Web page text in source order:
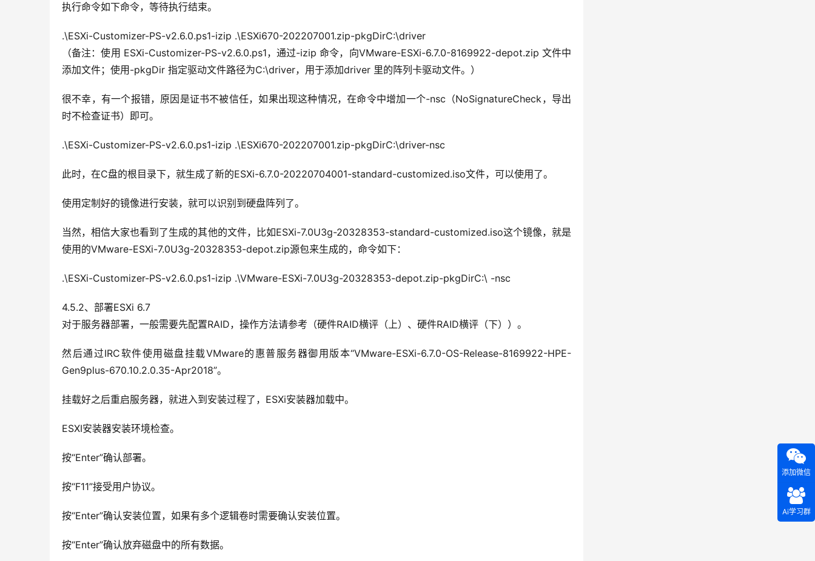
执行命令如下命令，等待执行结束。
.\ESXi-Customizer-PS-v2.6.0.ps1-izip .\ESXi670-202207001.zip-pkgDirC:\driver
（备注：使用 ESXi-Customizer-PS-v2.6.0.ps1，通过-izip 命令，向VMware-ESXi-6.7.0-8169922-depot.zip 文件中
添加文件；使用-pkgDir 指定驱动文件路径为C:\driver，用于添加driver 里的阵列卡驱动文件。）
很不幸，有一个报错，原因是证书不被信任，如果出现这种情况，在命令中增加一个-nsc（NoSignatureCheck，导出
时不检查证书）即可。
.\ESXi-Customizer-PS-v2.6.0.ps1-izip .\ESXi670-202207001.zip-pkgDirC:\driver-nsc
此时，在C盘的根目录下，就生成了新的ESXi-6.7.0-20220704001-standard-customized.iso文件，可以使用了。
使用定制好的镜像进行安装，就可以识别到硬盘阵列了。
当然，相信大家也看到了生成的其他的文件，比如ESXi-7.0U3g-20328353-standard-customized.iso这个镜像，就是
使用的VMware-ESXi-7.0U3g-20328353-depot.zip源包来生成的，命令如下：
.\ESXi-Customizer-PS-v2.6.0.ps1-izip .\VMware-ESXi-7.0U3g-20328353-depot.zip-pkgDirC:\ -nsc
4.5.2、部署ESXi 6.7
对于服务器部署，一般需要先配置RAID，操作方法请参考（硬件RAID横评（上）、硬件RAID横评（下））。
然后通过IRC软件使用磁盘挂载VMware的惠普服务器御用版本“VMware-ESXi-6.7.0-OS-Release-8169922-HPE-
Gen9plus-670.10.2.0.35-Apr2018”。
挂载好之后重启服务器，就进入到安装过程了，ESXi安装器加载中。
ESXI安装器安装环境检查。
按“Enter”确认部署。
按“F11”接受用户协议。
按“Enter”确认安装位置，如果有多个逻辑卷时需要确认安装位置。
按“Enter”确认放弃磁盘中的所有数据。
添加微信
Ai学习群